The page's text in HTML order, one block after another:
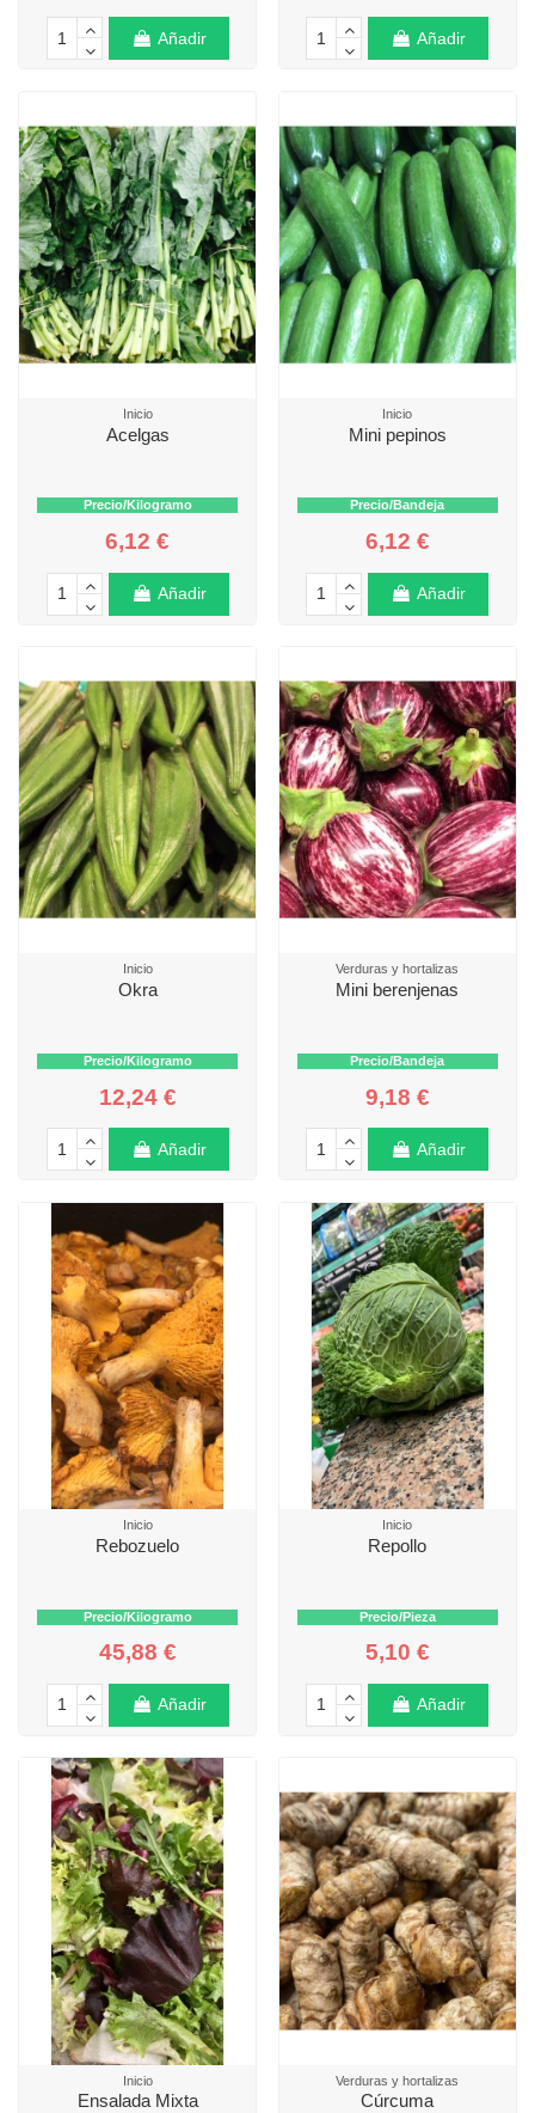
Añadir Añadir
Inicio
Acelgas
Precio/Kilogramo
6,12 €
Añadir
Inicio
Mini pepinos
Precio/Bandeja
6,12 €
Añadir
Inicio
Okra
Precio/Kilogramo
12,24 €
Añadir
Verduras y hortalizas
Mini berenjenas
Precio/Bandeja
9,18 €
Añadir
Inicio
Rebozuelo
Precio/Kilogramo
45,88 €
Añadir
Inicio
Repollo
Precio/Pieza
5,10 €
Añadir
Inicio
Ensalada Mixta
Verduras y hortalizas
Cúrcuma